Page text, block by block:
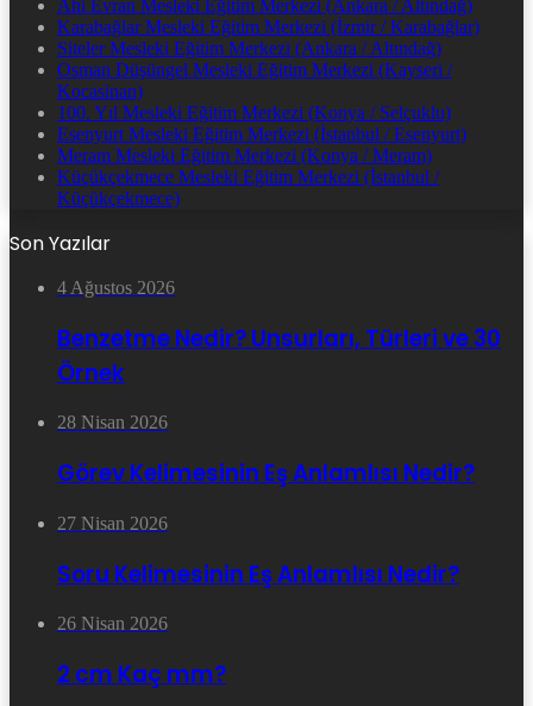
Ahi Evran Mesleki Eğitim Merkezi (Ankara / Altındağ)
Karabağlar Mesleki Eğitim Merkezi (İzmir / Karabağlar)
Siteler Mesleki Eğitim Merkezi (Ankara / Altındağ)
Osman Düşüngel Mesleki Eğitim Merkezi (Kayseri /
Kocasinan)
100. Yıl Mesleki Eğitim Merkezi (Konya / Selçuklu)
Esenyurt Mesleki Eğitim Merkezi (İstanbul / Esenyurt)
Meram Mesleki Eğitim Merkezi (Konya / Meram)
Küçükçekmece Mesleki Eğitim Merkezi (İstanbul /
Küçükçekmece)
Son Yazılar
4 Ağustos 2026
Benzetme Nedir? Unsurları, Türleri ve 30
Örnek
28 Nisan 2026
Görev Kelimesinin Eş Anlamlısı Nedir?
27 Nisan 2026
Soru Kelimesinin Eş Anlamlısı Nedir?
26 Nisan 2026
2 cm Kaç mm?